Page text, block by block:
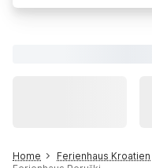
Home Ferienhaus Kroatien